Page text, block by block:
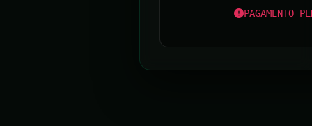
PAGAMENTO